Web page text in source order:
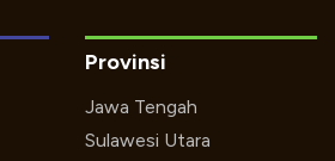
Provinsi
Jawa Tengah
Sulawesi Utara